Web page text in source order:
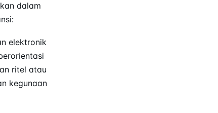
dalam
elektronik
ritel atau
kegunaan